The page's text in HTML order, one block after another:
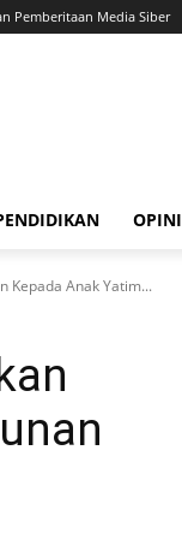
Pemberitaan Media Siber
OPINI
Kepada Anak Yatim...